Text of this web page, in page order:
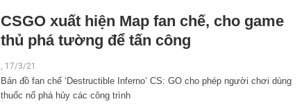
CSGO xuất hiện Map fan chế, cho game
thủ phá tường để tấn công
, 17/3/21
Bản đồ fan chế ‘Destructible Inferno’ CS: GO cho phép người chơi dùng
thuốc nổ phá hủy các công trình